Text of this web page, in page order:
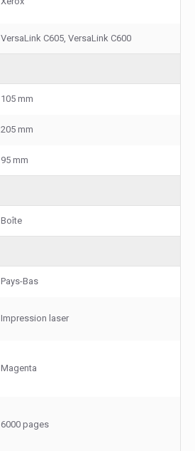
VersaLink C605, VersaLink C600
105 mm
205 mm
95 mm
Boîte
Pays-Bas
Impression laser
Magenta
6000 pages